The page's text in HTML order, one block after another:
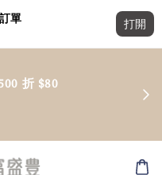
單 打開